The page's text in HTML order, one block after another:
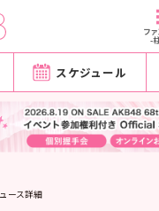
フ
-
スケジュール
ース詳細